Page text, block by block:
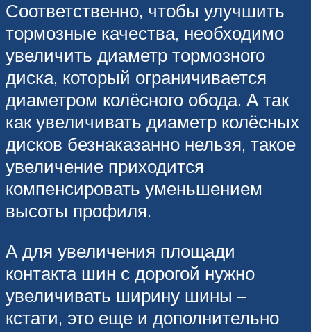
Соответственно, чтобы улучшить
тормозные качества, необходимо
увеличить диаметр тормозного
диска, который ограничивается
диаметром колёсного обода. А так
как увеличивать диаметр колёсных
дисков безнаказанно нельзя, такое
увеличение приходится
компенсировать уменьшением
высоты профиля.
А для увеличения площади
контакта шин с дорогой нужно
увеличивать ширину шины –
кстати, это еще и дополнительно